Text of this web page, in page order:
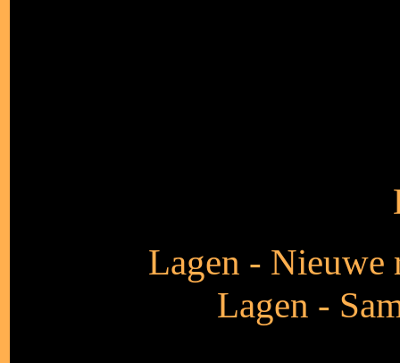
Lagen - Nieuwe
Lagen -